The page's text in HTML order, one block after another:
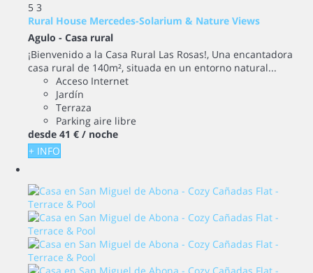
5 3
Rural House Mercedes-Solarium & Nature Views
Agulo - Casa rural
¡Bienvenido a la Casa Rural Las Rosas!, Una encantadora
casa rural de 140m², situada en un entorno natural...
Acceso Internet
Jardín
Terraza
Parking aire libre
desde 41 € / noche
+ INFO